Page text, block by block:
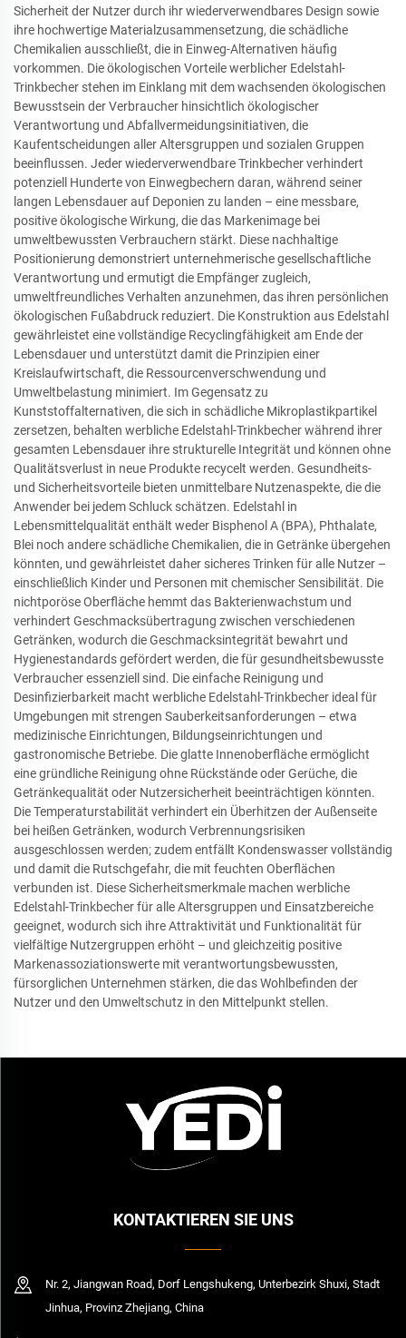
Sicherheit der Nutzer durch ihr wiederverwendbares Design sowie
ihre hochwertige Materialzusammensetzung, die schädliche
Chemikalien ausschließt, die in Einweg-Alternativen häufig
vorkommen. Die ökologischen Vorteile werblicher Edelstahl-
Trinkbecher stehen im Einklang mit dem wachsenden ökologischen
Bewusstsein der Verbraucher hinsichtlich ökologischer
Verantwortung und Abfallvermeidungsinitiativen, die
Kaufentscheidungen aller Altersgruppen und sozialen Gruppen
beeinflussen. Jeder wiederverwendbare Trinkbecher verhindert
potenziell Hunderte von Einwegbechern daran, während seiner
langen Lebensdauer auf Deponien zu landen – eine messbare,
positive ökologische Wirkung, die das Markenimage bei
umweltbewussten Verbrauchern stärkt. Diese nachhaltige
Positionierung demonstriert unternehmerische gesellschaftliche
Verantwortung und ermutigt die Empfänger zugleich,
umweltfreundliches Verhalten anzunehmen, das ihren persönlichen
ökologischen Fußabdruck reduziert. Die Konstruktion aus Edelstahl
gewährleistet eine vollständige Recyclingfähigkeit am Ende der
Lebensdauer und unterstützt damit die Prinzipien einer
Kreislaufwirtschaft, die Ressourcenverschwendung und
Umweltbelastung minimiert. Im Gegensatz zu
Kunststoffalternativen, die sich in schädliche Mikroplastikpartikel
zersetzen, behalten werbliche Edelstahl-Trinkbecher während ihrer
gesamten Lebensdauer ihre strukturelle Integrität und können ohne
Qualitätsverlust in neue Produkte recycelt werden. Gesundheits-
und Sicherheitsvorteile bieten unmittelbare Nutzenaspekte, die die
Anwender bei jedem Schluck schätzen. Edelstahl in
Lebensmittelqualität enthält weder Bisphenol A (BPA), Phthalate,
Blei noch andere schädliche Chemikalien, die in Getränke übergehen
könnten, und gewährleistet daher sicheres Trinken für alle Nutzer –
einschließlich Kinder und Personen mit chemischer Sensibilität. Die
nichtporöse Oberfläche hemmt das Bakterienwachstum und
verhindert Geschmacksübertragung zwischen verschiedenen
Getränken, wodurch die Geschmacksintegrität bewahrt und
Hygienestandards gefördert werden, die für gesundheitsbewusste
Verbraucher essenziell sind. Die einfache Reinigung und
Desinfizierbarkeit macht werbliche Edelstahl-Trinkbecher ideal für
Umgebungen mit strengen Sauberkeitsanforderungen – etwa
medizinische Einrichtungen, Bildungseinrichtungen und
gastronomische Betriebe. Die glatte Innenoberfläche ermöglicht
eine gründliche Reinigung ohne Rückstände oder Gerüche, die
Getränkequalität oder Nutzersicherheit beeinträchtigen könnten.
Die Temperaturstabilität verhindert ein Überhitzen der Außenseite
bei heißen Getränken, wodurch Verbrennungsrisiken
ausgeschlossen werden; zudem entfällt Kondenswasser vollständig
und damit die Rutschgefahr, die mit feuchten Oberflächen
verbunden ist. Diese Sicherheitsmerkmale machen werbliche
Edelstahl-Trinkbecher für alle Altersgruppen und Einsatzbereiche
geeignet, wodurch sich ihre Attraktivität und Funktionalität für
vielfältige Nutzergruppen erhöht – und gleichzeitig positive
Markenassoziationswerte mit verantwortungsbewussten,
fürsorglichen Unternehmen stärken, die das Wohlbefinden der
Nutzer und den Umweltschutz in den Mittelpunkt stellen.
KONTAKTIEREN SIE UNS
Nr. 2, Jiangwan Road, Dorf Lengshukeng, Unterbezirk Shuxi, Stadt
Jinhua, Provinz Zhejiang, China